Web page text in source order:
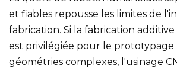
et fiables repousse les limites de
fabrication. Si la fabrication additive
est privilégiée pour le prototypage
géométries complexes, l'usinage